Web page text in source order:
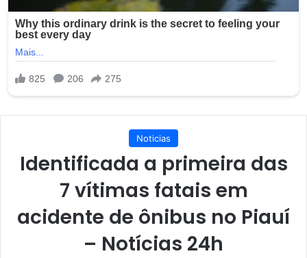
Noticias
Identificada a primeira das
7 vítimas fatais em
acidente de ônibus no Piauí
– Notícias 24h